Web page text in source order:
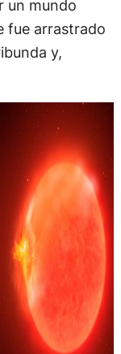
un mundo
fue arrastrado
y,